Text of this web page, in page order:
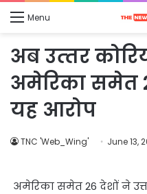
Menu
अब उत्‍तर
अमेरिका समेत
यह आरोप
TNC 'Web_Wing' June 13,
अमेरिका समेत 26 देशों ने